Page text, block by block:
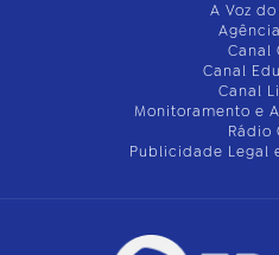
A Voz
Canal
Canal
Canal
Monitoramento e
Rádio
Publicidade Legal